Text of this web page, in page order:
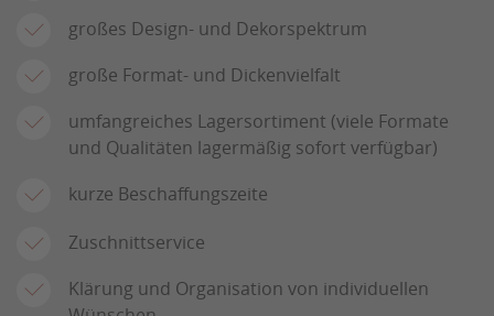
großes Design- und Dekorspektrum
große Format- und Dickenvielfalt
umfangreiches Lagersortiment (viele Formate
und Qualitäten lagermäßig sofort verfügbar)
kurze Beschaffungszeite
Zuschnittservice
Klärung und Organisation von individuellen